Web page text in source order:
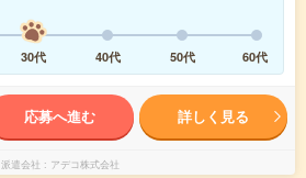
30代 40代 50代 60代
応募へ進む 詳しく見る
派遣会社 アデコ株式会社